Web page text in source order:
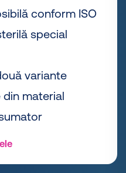
conform ISO
special
variante
material